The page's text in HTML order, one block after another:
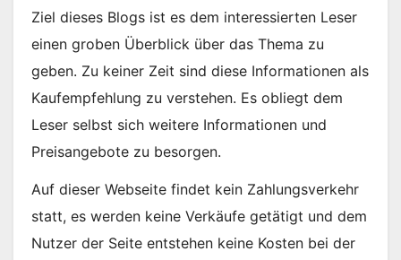
Ziel dieses Blogs ist es dem interessierten Leser
einen groben Überblick über das Thema zu
geben. Zu keiner Zeit sind diese Informationen als
Kaufempfehlung zu verstehen. Es obliegt dem
Leser selbst sich weitere Informationen und
Preisangebote zu besorgen.
Auf dieser Webseite findet kein Zahlungsverkehr
statt, es werden keine Verkäufe getätigt und dem
Nutzer der Seite entstehen keine Kosten bei der